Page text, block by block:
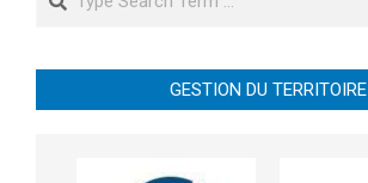
GESTION DU TERRITOIRE